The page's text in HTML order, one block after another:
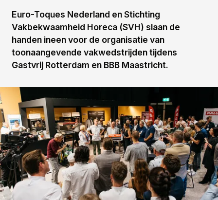
Euro-Toques Nederland en Stichting
Vakbekwaamheid Horeca (SVH) slaan de
handen ineen voor de organisatie van
toonaangevende vakwedstrijden tijdens
Gastvrij Rotterdam en BBB Maastricht.